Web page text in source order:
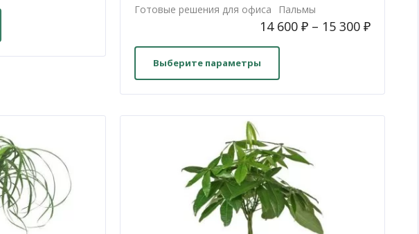
несколько
выбрать
на
странице
товара.
Готовые решения для офиса
Пальмы
14 600 ₽– 15 300 ₽
Выберите параметры
несколько
можно
выбрать
на
странице
товара.